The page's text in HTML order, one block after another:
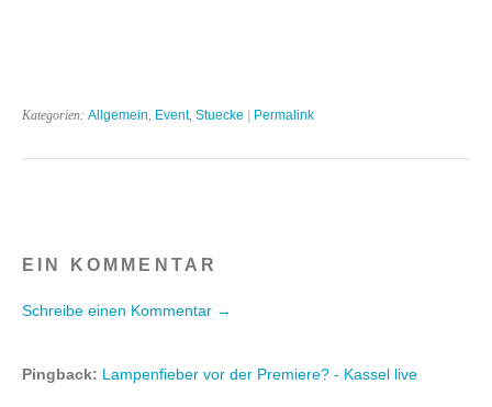
Kategorien: Allgemein, Event, Stuecke Permalink
EIN KOMMENTAR
Schreibe einen Kommentar →
Pingback: Lampenfieber vor der Premiere? - Kassel live